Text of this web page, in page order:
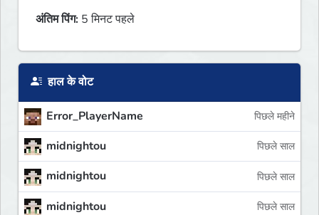
अंतिम पिंग: 5 मिनट पहले
हाल के वोट
Error_PlayerName पिछले महीने
midnightou पिछले साल
midnightou पिछले साल
midnightou पिछले साल